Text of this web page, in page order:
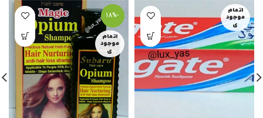
اتمام
موجود
ی
-18%
اتمام
موجود
ی